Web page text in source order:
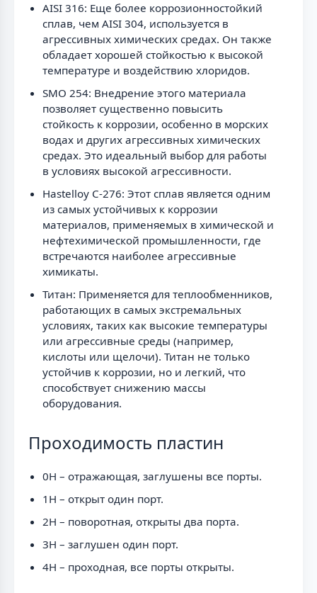
AISI 316: Еще более коррозионностойкий
сплав, чем AISI 304, используется в
агрессивных химических средах. Он также
обладает хорошей стойкостью к высокой
температуре и воздействию хлоридов.
SMO 254: Внедрение этого материала
позволяет существенно повысить
стойкость к коррозии, особенно в морских
водах и других агрессивных химических
средах. Это идеальный выбор для работы
в условиях высокой агрессивности.
Hastelloy C-276: Этот сплав является одним
из самых устойчивых к коррозии
материалов, применяемых в химической и
нефтехимической промышленности, где
встречаются наиболее агрессивные
химикаты.
Титан: Применяется для теплообменников,
работающих в самых экстремальных
условиях, таких как высокие температуры
или агрессивные среды (например,
кислоты или щелочи). Титан не только
устойчив к коррозии, но и легкий, что
способствует снижению массы
оборудования.
Проходимость пластин
0H – отражающая, заглушены все порты.
1H – открыт один порт.
2H – поворотная, открыты два порта.
3H – заглушен один порт.
4H – проходная, все порты открыты.